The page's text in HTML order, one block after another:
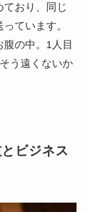
ており、同じ
ています。
の中。1人目
う遠くないか
ビジネス